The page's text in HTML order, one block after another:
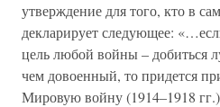
утверждение для того, кто в
декларирует следующее:
цель любой войны – добиться
чем довоенный, то придется
Мировую войну (1914–1918